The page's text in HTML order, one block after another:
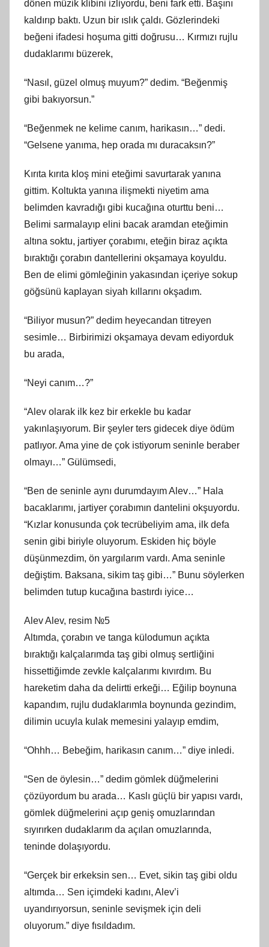
dönen müzik klibini izliyordu, beni fark etti. Başını
kaldırıp baktı. Uzun bir ıslık çaldı. Gözlerindeki
beğeni ifadesi hoşuma gitti doğrusu… Kırmızı rujlu
dudaklarımı büzerek,
“Nasıl, güzel olmuş muyum?” dedim. “Beğenmiş
gibi bakıyorsun.”
“Beğenmek ne kelime canım, harikasın…” dedi.
“Gelsene yanıma, hep orada mı duracaksın?”
Kırıta kırıta kloş mini eteğimi savurtarak yanına
gittim. Koltukta yanına ilişmekti niyetim ama
belimden kavradığı gibi kucağına oturttu beni…
Belimi sarmalayıp elini bacak aramdan eteğimin
altına soktu, jartiyer çorabımı, eteğin biraz açıkta
bıraktığı çorabın dantellerini okşamaya koyuldu.
Ben de elimi gömleğinin yakasından içeriye sokup
göğsünü kaplayan siyah kıllarını okşadım.
“Biliyor musun?” dedim heyecandan titreyen
sesimle… Birbirimizi okşamaya devam ediyorduk
bu arada,
“Neyi canım…?”
“Alev olarak ilk kez bir erkekle bu kadar
yakınlaşıyorum. Bir şeyler ters gidecek diye ödüm
patlıyor. Ama yine de çok istiyorum seninle beraber
olmayı…” Gülümsedi,
“Ben de seninle aynı durumdayım Alev…” Hala
bacaklarımı, jartiyer çorabımın dantelini okşuyordu.
“Kızlar konusunda çok tecrübeliyim ama, ilk defa
senin gibi biriyle oluyorum. Eskiden hiç böyle
düşünmezdim, ön yargılarım vardı. Ama seninle
değiştim. Baksana, sikim taş gibi…” Bunu söylerken
belimden tutup kucağına bastırdı iyice…
Alev Alev, resim №5
Altımda, çorabın ve tanga külodumun açıkta
bıraktığı kalçalarımda taş gibi olmuş sertliğini
hissettiğimde zevkle kalçalarımı kıvırdım. Bu
hareketim daha da delirtti erkeği… Eğilip boynuna
kapandım, rujlu dudaklarımla boynunda gezindim,
dilimin ucuyla kulak memesini yalayıp emdim,
“Ohhh… Bebeğim, harikasın canım…” diye inledi.
“Sen de öylesin…” dedim gömlek düğmelerini
çözüyordum bu arada… Kaslı güçlü bir yapısı vardı,
gömlek düğmelerini açıp geniş omuzlarından
sıyırırken dudaklarım da açılan omuzlarında,
teninde dolaşıyordu.
“Gerçek bir erkeksin sen… Evet, sikin taş gibi oldu
altımda… Sen içimdeki kadını, Alev’i
uyandırıyorsun, seninle sevişmek için deli
oluyorum.” diye fısıldadım.